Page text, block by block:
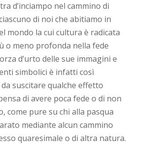
d’inciampo nel cammino di
di noi che abitiamo in
mondo la cui cultura è radicata
o meno profonda nella fede
d’urto delle sue immagini e
simbolici è infatti così
suscitare qualche effetto
di avere poca fede o di non
come pure su chi alla pasqua
mediante alcun cammino
quaresimale o di altra natura.